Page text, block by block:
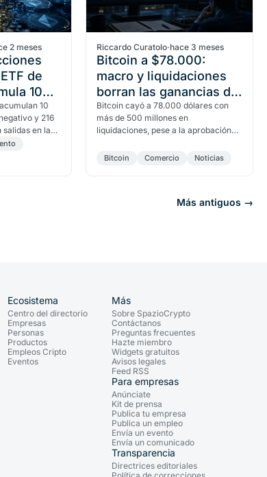
2 meses
de
10
10
y 216
salidas en la
mayo de
Riccardo Curatolo·hace 3 meses
Bitcoin a $78.000:
macro y liquidaciones
borran las ganancias de
Clarity
Bitcoin cayó a 78.000 dólares con
más de 500 millones en
liquidaciones, pese a la aprobación
EE.UU.
Bitcoin Comercio Noticias
Más antiguos →
Ecosistema
Centro del directorio
Empresas
Personas
Productos
Empleos Cripto
Eventos
Más
Sobre SpazioCrypto
Contáctanos
Preguntas frecuentes
Hazte miembro
Widgets gratuitos
Avisos legales
Feed RSS
Para empresas
Anúnciate
Kit de prensa
Publica tu empresa
Publica un empleo
Envía un evento
Envía un comunicado
Transparencia
Directrices editoriales